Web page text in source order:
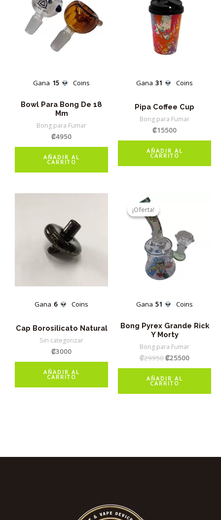
Gana 15 Coins
Bowl Para Bong De 18
Mm
Bong para Fumar
₡4950
AÑADIR AL
CARRITO
Gana 31 Coins
Pipa Coffee Cup
Bong para Fumar
₡15500
AÑADIR AL
CARRITO
Gana 6 Coins
Cap Borosilicato Natural
Sin categorizar
₡3000
AÑADIR AL
CARRITO
¡Oferta!
Gana 51 Coins
¡Oferta!
Bong Pyrex Grande Rick
Y Morty
Bong para Fumar
₡29950El
original
era:
₡25500El
AÑADIR AL
CARRITO